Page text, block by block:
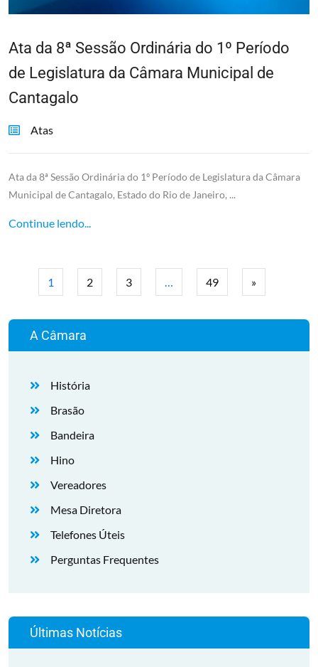
Ata da 8ª Sessão Ordinária do 1º Período
de Legislatura da Câmara Municipal de
Cantagalo
Atas
Ata da 8ª Sessão Ordinária do 1º Período de Legislatura da Câmara
Municipal de Cantagalo, Estado do Rio de Janeiro, ...
Continue lendo...
1 2 3 … 49 »
A Câmara
História
Brasão
Bandeira
Hino
Vereadores
Mesa Diretora
Telefones Úteis
Perguntas Frequentes
Últimas Notícias